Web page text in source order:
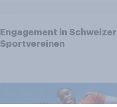
Engagement in Schweizer
Sportvereinen